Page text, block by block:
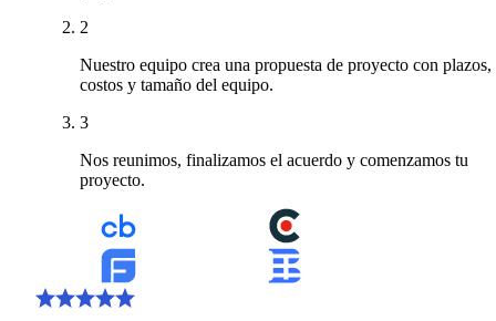
2
Nuestro equipo crea una propuesta de proyecto con plazos,
costos y tamaño del equipo.
3
Nos reunimos, finalizamos el acuerdo y comenzamos tu
proyecto.